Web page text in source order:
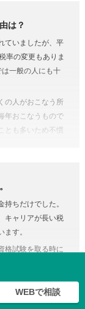
産・債務の明細書
ん、相続人自身で
は財産の評価が難
一般的です。
手続きを相続人が
月1日から亡くな
わせて手続きをお
税に関する調べも
てみると、税金の
のだと納得がいく
にまとめて依頼
は？
ていましたが、平
率の変更もありま
一般の人にも十
の人がおこなう所
年おこなうもので
とも多いため不慣
。
からなければ、
いこともありえる
違って申告して
す。仮に税務調査
能です。
額）が相続税の基
ちだけでした。
キャリアが長い税
す。
格試験を取る時に
相続を専門に扱う
WEBで相談